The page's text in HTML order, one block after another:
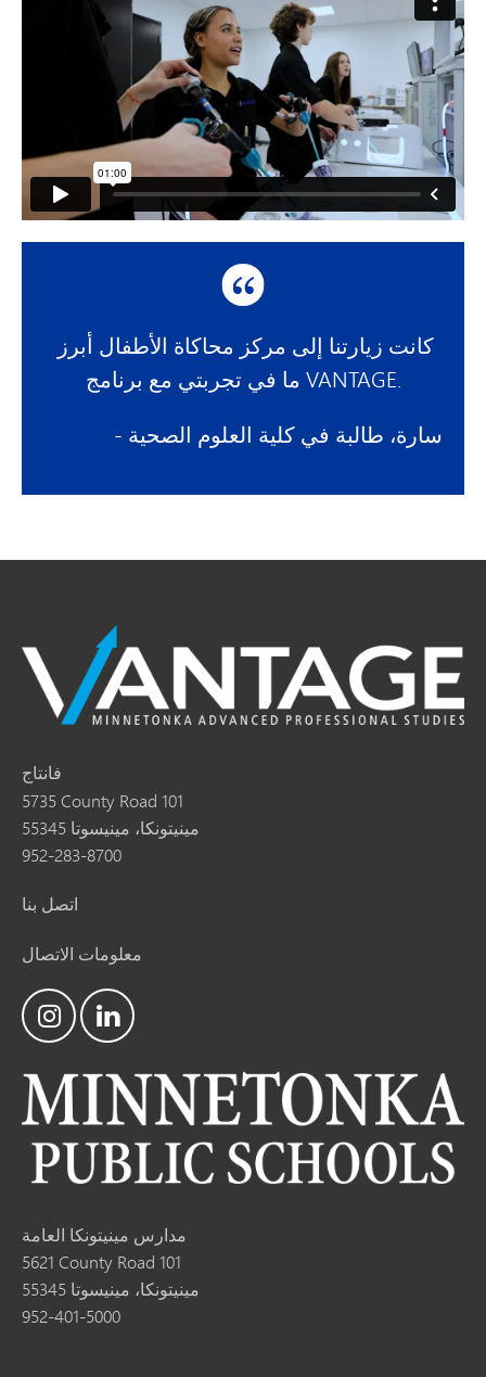
ما في تجربتي مع برنامج VANTAGE.
- سارة، طالبة في كلية العلوم الصحية
فانتاج
5735 County Road 101
مينيتونكا، مينيسوتا 55345
952-283-8700
اتصل بنا
معلومات الاتصال
مدارس مينيتونكا العامة
5621 County Road 101
مينيتونكا، مينيسوتا 55345
952-401-5000